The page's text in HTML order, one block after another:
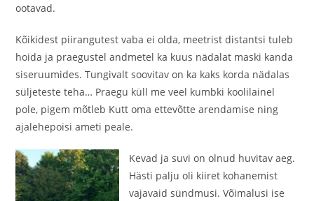
ootavad.
Kõikidest piirangutest vaba ei olda, meetrist distantsi tuleb
hoida ja praegustel andmetel ka kuus nädalat maski kanda
siseruumides. Tungivalt soovitav on ka kaks korda nädalas
süljeteste teha… Praegu küll me veel kumbki koolilainel
pole, pigem mõtleb Kutt oma ettevõtte arendamise ning
ajalehepoisi ameti peale.
Kevad ja suvi on olnud huvitav aeg.
Hästi palju oli kiiret kohanemist
vajavaid sündmusi. Võimalusi ise